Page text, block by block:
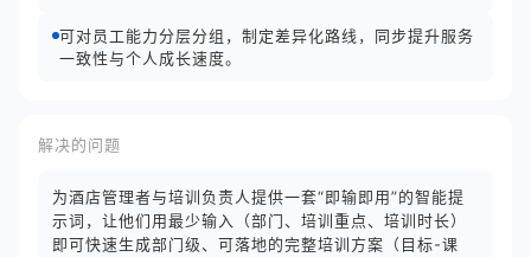
可对员工能力分层分组，制定差异化路线，同步提升服务
一致性与个人成长速度。
解决的问题
为酒店管理者与培训负责人提供一套“即输即用”的智能提
示词，让他们用最少输入（部门、培训重点、培训时长）
即可快速生成部门级、可落地的完整培训方案（目标-课